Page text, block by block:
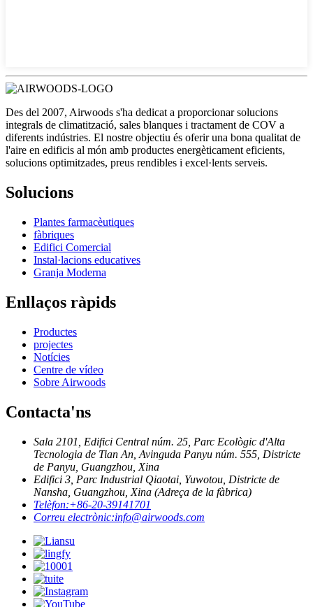
Des del 2007, Airwoods s'ha dedicat a proporcionar solucions
integrals de climatització, sales blanques i tractament de COV a
diferents indústries. El nostre objectiu és oferir una bona qualitat de
l'aire en edificis al món amb productes energèticament eficients,
solucions optimitzades, preus rendibles i excel·lents serveis.
Solucions
Plantes farmacèutiques
fàbriques
Edifici Comercial
Instal·lacions educatives
Granja Moderna
Enllaços ràpids
Productes
projectes
Notícies
Centre de vídeo
Sobre Airwoods
Contacta'ns
Sala 2101, Edifici Central núm. 25, Parc Ecològic d'Alta
Tecnologia de Tian An, Avinguda Panyu núm. 555, Districte
de Panyu, Guangzhou, Xina
Edifici 3, Parc Industrial Qiaotai, Yuwotou, Districte de
Nansha, Guangzhou, Xina (Adreça de la fàbrica)
Telèfon:+86-20-39141701
Correu electrònic:info@airwoods.com